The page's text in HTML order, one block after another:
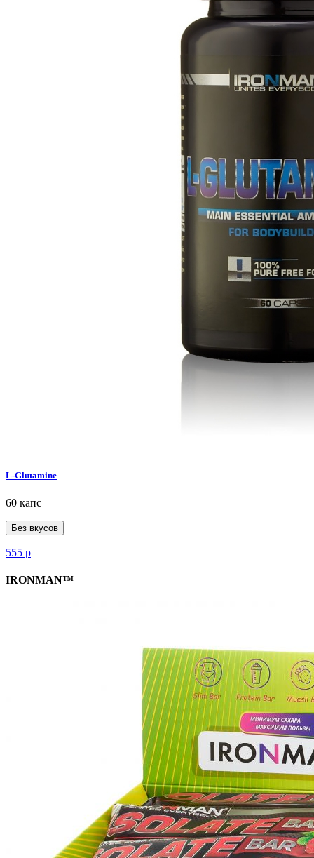
L-Glutamine
60 капс
Без вкусов
555 р
IRONMAN™